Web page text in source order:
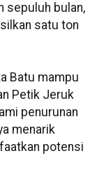
sepuluh bulan,
satu ton
Batu mampu
Petik Jeruk
penurunan
menarik
potensi